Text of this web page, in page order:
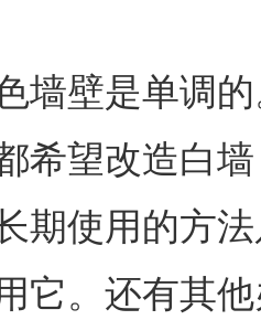
墙壁是单调
希望改造白
期使用的方
它。还有其